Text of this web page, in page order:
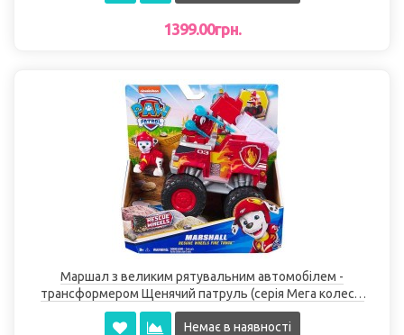
1399.00грн.
Маршал з великим рятувальним автомобілем -
трансформером Щенячий патруль (серія Мега колеса)
Spin Master
Немає в наявності